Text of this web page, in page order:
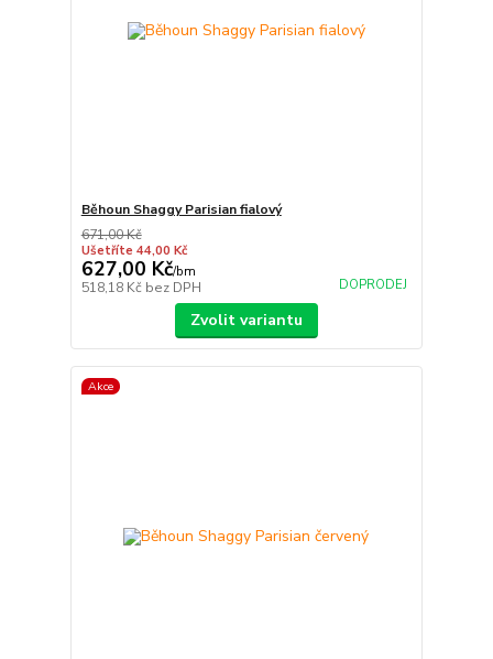
Běhoun Shaggy Parisian fialový
671,00 Kč
Ušetříte 44,00 Kč
627,00 Kč/bm
518,18 Kč bez DPH DOPRODEJ
Zvolit variantu
Akce